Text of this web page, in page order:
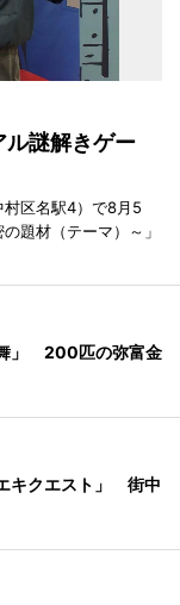
ル謎解きゲー
区名駅4）で8月5
題材（テーマ）～」
」 200匹の弥富金
キクエスト」 街中